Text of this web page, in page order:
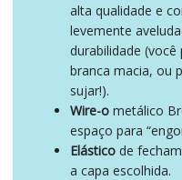
alta qualidade e
levemente
durabilidade
branca macia, ou
sujar!).
Wire-o metálico
espaço para
Elástico de
a capa escolhida.